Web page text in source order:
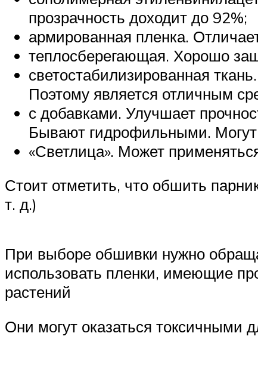
прозрачность доходит до 92%;
армированная пленка.
теплосберегающая. Хорошо
светостабилизированная
Поэтому является отличным
с добавками. Улучшает
Бывают гидрофильными. Могут
«Светлица». Может
Стоит отметить, что обшить
т. д.)
При выборе обшивки нужно
использовать пленки, имеющие
растений
Они могут оказаться токсичными